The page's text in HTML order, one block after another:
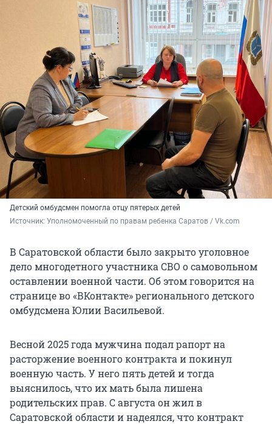
Детский омбудсмен помогла отцу пятерых детей
Источник: Уполномоченный по правам ребенка Саратов / Vk.com
В Саратовской области было закрыто уголовное
дело многодетного участника СВО о самовольном
оставлении военной части. Об этом говорится на
странице во «ВКонтакте» регионального детского
омбудсмена Юлии Васильевой.
Весной 2025 года мужчина подал рапорт на
расторжение военного контракта и покинул
военную часть. У него пять детей и тогда
выяснилось, что их мать была лишена
родительских прав. С августа он жил в
Саратовской области и надеялся, что контракт